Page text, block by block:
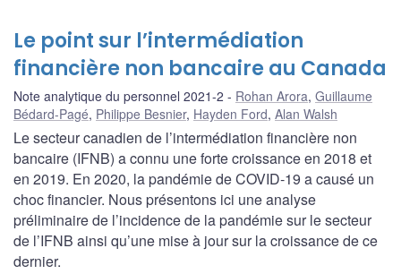
Le point sur l’intermédiation
financière non bancaire au Canada
Note analytique du personnel 2021-2 Rohan Arora, Guillaume
Bédard-Pagé, Philippe Besnier, Hayden Ford, Alan Walsh
Le secteur canadien de l’intermédiation financière non
bancaire (IFNB) a connu une forte croissance en 2018 et
en 2019. En 2020, la pandémie de COVID‑19 a causé un
choc financier. Nous présentons ici une analyse
préliminaire de l’incidence de la pandémie sur le secteur
de l’IFNB ainsi qu’une mise à jour sur la croissance de ce
dernier.